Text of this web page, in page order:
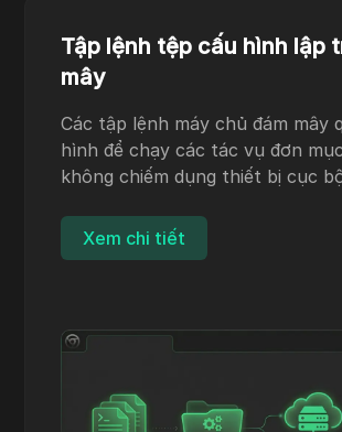
Tập lệnh tệp cấu hình lập
mây
Các tập lệnh máy chủ đám mây
hình để chạy các tác vụ đơn
không chiếm dụng thiết bị cục
Xem chi tiết